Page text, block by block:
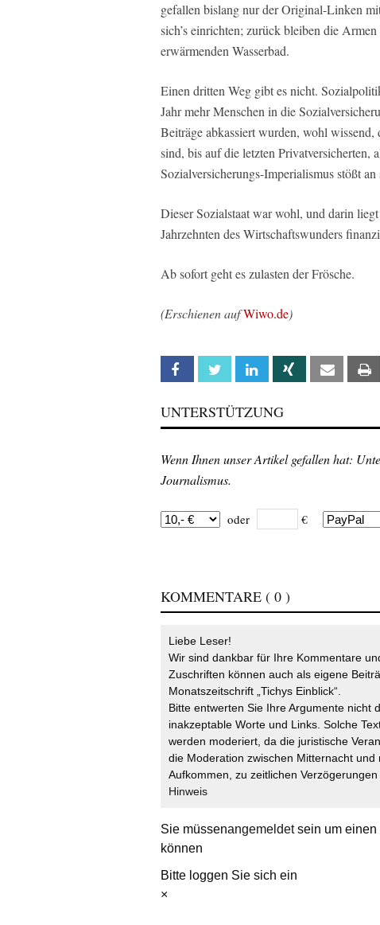
gefallen bislang nur der Original-Linken
sich’s einrichten; zurück bleiben die
erwärmenden Wasserbad.
Einen dritten Weg gibt es nicht.
Jahr mehr Menschen in die
Beiträge abkassiert wurden, wohl
sind, bis auf die letzten
Sozialversicherungs-Imperialismus stößt an
Dieser Sozialstaat war wohl, und darin
Jahrzehnten des Wirtschaftswunders
Ab sofort geht es zulasten der Frösche.
(Erschienen aufWiwo.de)
Facebook Twitter Linkedin Xing Email
UNTERSTÜTZUNG
Wenn Ihnen unser Artikel gefallen hat:
Journalismus.
oder €
KOMMENTARE ( 0 )
Liebe Leser!
Wir sind dankbar für Ihre Kommentare
Zuschriften können auch als eigene
Monatszeitschrift „Tichys Einblick“.
Bitte entwerten Sie Ihre Argumente nicht
inakzeptable Worte und Links. Solche
werden moderiert, da die juristische
die Moderation zwischen Mitternacht
Aufkommen, zu zeitlichen
Hinweis
Sie müssenangemeldetsein um einen
können
Bitte loggen Sie sich ein
×